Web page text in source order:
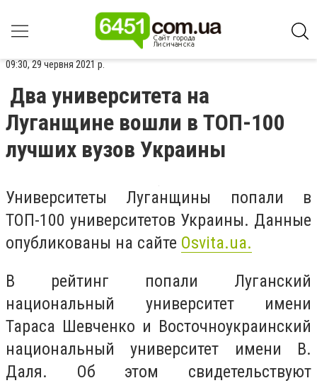
09:30, 29 червня 2021 р.
Два университета на
Луганщине вошли в ТОП-100
лучших вузов Украины
Университеты Луганщины попали в
ТОП-100 университетов Украины. Данные
опубликованы на сайте Оsvita.ua.
В рейтинг попали Луганский
национальный университет имени
Тараса Шевченко и Восточноукраинский
национальный университет имени В.
Даля. Об этом свидетельствуют